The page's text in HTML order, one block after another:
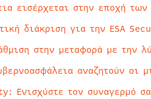
εισέρχεται στην εποχή
διάκριση για την ESA
στην μεταφορά με την
αναζητούν οι
Ενισχύστε τον συναγερμό